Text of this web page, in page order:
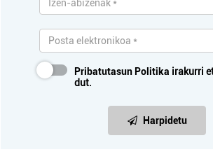
Pribatutasun Politika irakurri
dut.
Harpidetu